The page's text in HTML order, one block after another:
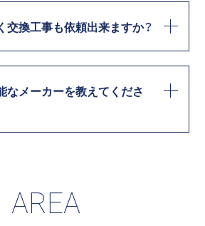
交換工事も依頼出来ますか？
なメーカーを教えてくださ
AREA